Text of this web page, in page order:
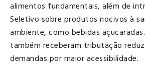
alimentos fundamentais, além de
Seletivo sobre produtos nocivos à
ambiente, como bebidas
também receberam tributação
demandas por maior acessibilidade.